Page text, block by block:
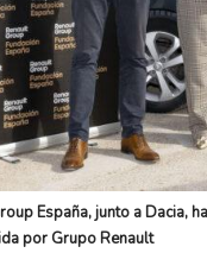
España, junto a
por Grupo Renault